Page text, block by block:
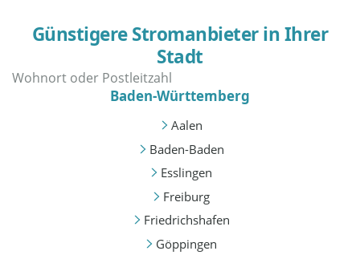
Günstigere Stromanbieter in Ihrer
Stadt
Baden-Württemberg
Aalen
Baden-Baden
Esslingen
Freiburg
Friedrichshafen
Göppingen